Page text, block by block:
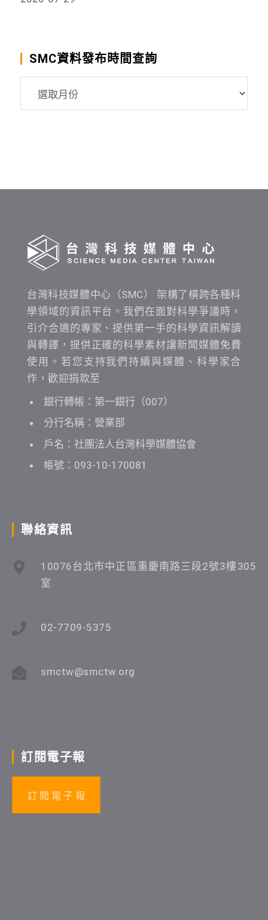
SMC資料發布時間查詢
台灣科技媒體中心（SMC） 架構了橫跨各種科
學領域的資訊平台。我們在面對科學爭議時，
引介合適的專家、提供第一手的科學資訊解讀
與轉譯，提供正確的科學素材讓新聞媒體免費
使用。若您支持我們持續與媒體、科學家合
作，歡迎捐款至
銀行轉帳：第一銀行（007）
分行名稱：營業部
戶名：社團法人台灣科學媒體協會
帳號：093-10-170081
聯絡資訊
10076台北市中正區重慶南路三段2號3樓305
室
02-7709-5375
smctw@smctw.org
訂閱電子報
訂 閱 電 子 報